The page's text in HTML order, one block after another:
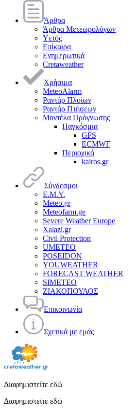
Άρθρα
Άρθρα Μετεωρολόγων
Υετός
Επίκαιρα
Ενημερωτικά
Cretaweather
Χρήσιμα
MeteoAlarm
Ραντάρ Πλοίων
Ραντάρ Πτήσεων
Μοντέλα Πρόγνωσης
Παγκόσμια
GFS
ECMWF
Περιοχικά
kairos.gr
Σύνδεσμοι
Ε.Μ.Υ.
Meteo.gr
Meteofarm.ge
Severe Weather Europe
Xalazi.gr
Civil Protection
UMETEO
POSEIDON
YOUWEATHER
FORECAST WEATHER
SIMETEO
ΖΙΑΚΟΠΟΥΛΟΣ
Επικοινωνία
Σχετικά με εμάς
Διαφημιστείτε εδώ
Διαφημιστείτε εδώ